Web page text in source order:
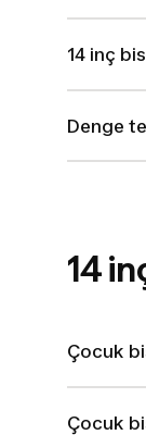
14 inç
Denge
14
Çocuk
Çocuk